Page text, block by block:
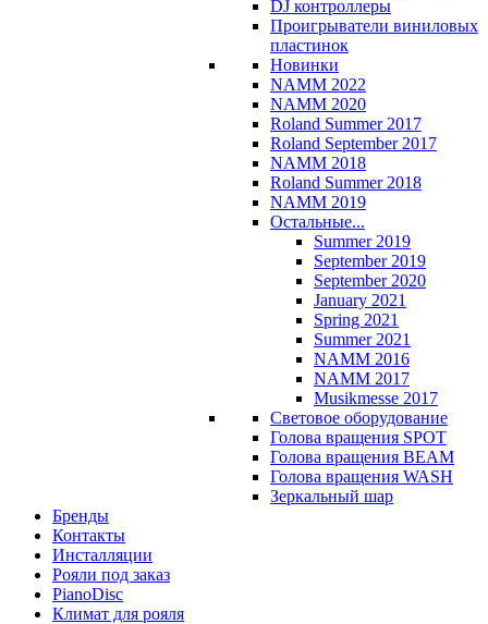
DJ контроллеры
Проигрыватели виниловых
пластинок
Новинки
NAMM 2022
NAMM 2020
Roland Summer 2017
Roland September 2017
NAMM 2018
Roland Summer 2018
NAMM 2019
Остальные...
Summer 2019
September 2019
September 2020
January 2021
Spring 2021
Summer 2021
NAMM 2016
NAMM 2017
Musikmesse 2017
Световое оборудование
Голова вращения SPOT
Голова вращения BEAM
Голова вращения WASH
Зеркальный шар
Бренды
Контакты
Инсталляции
Рояли под заказ
PianoDisc
Климат для рояля